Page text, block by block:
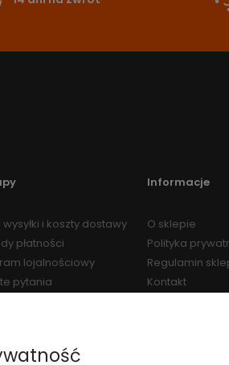
wysyłki i koszty dostawy
płatności
lojalnościowy
pytania
Informacje
O sklepie
Polityka
Regulamin
Kontakt